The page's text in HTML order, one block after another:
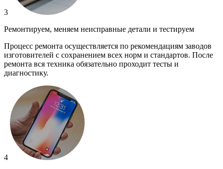
3
Ремонтируем, меняем неисправные детали и тестируем
Процесс ремонта осуществляется по рекомендациям заводов
изготовителей с сохранением всех норм и стандартов. После
ремонта вся техника обязательно проходит тесты и
диагностику.
4